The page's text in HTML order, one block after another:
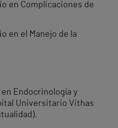
en Complicaciones de
en el Manejo de la
Endocrinología y
Universitario Vithas